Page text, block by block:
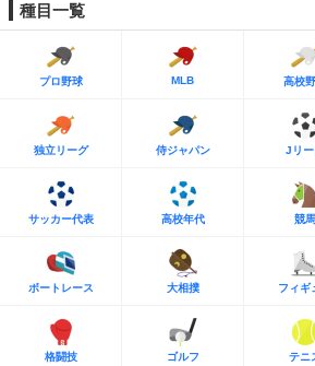
種目一覧
プロ野球 MLB 高校
独立リーグ 侍ジャパン Jリー
サッカー代表 高校年代 競馬
ボートレース 大相撲 フィギ
格闘技 ゴルフ テニ